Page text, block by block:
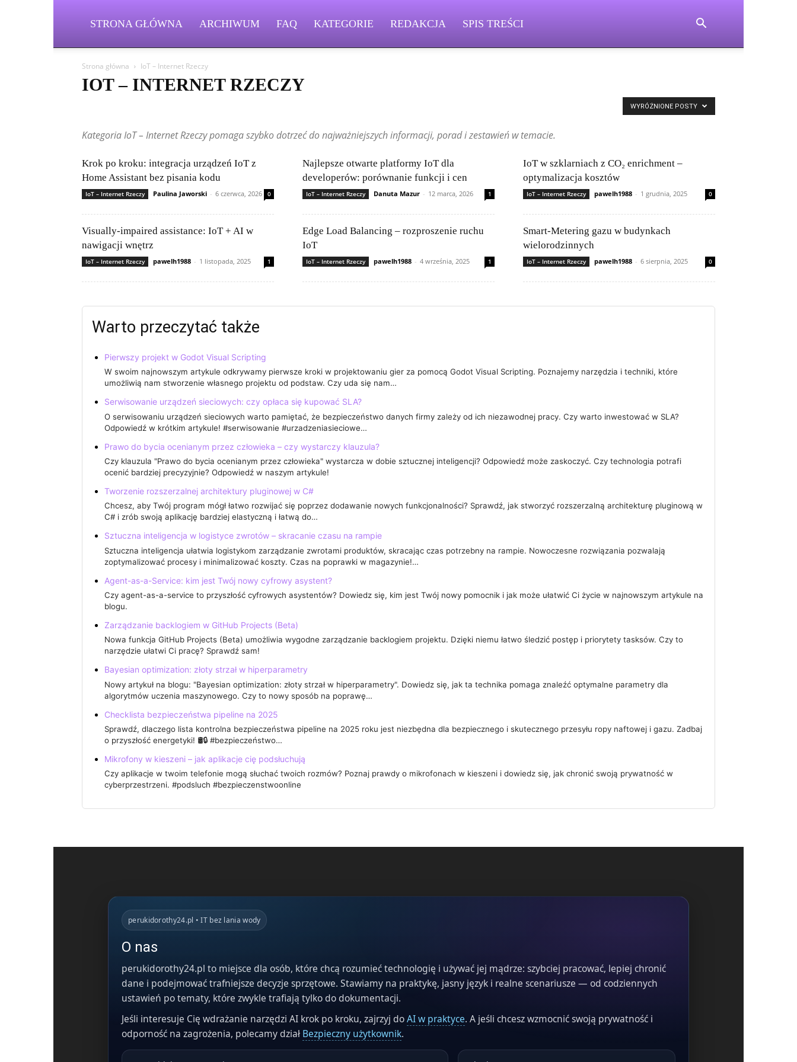
STRONA GŁÓWNA ARCHIWUM FAQ KATEGORIE REDAKCJA SPIS TREŚCI
Strona główna IoT – Internet Rzeczy
IOT – INTERNET RZECZY
IoT – Internet Rzeczy
Języki programowania Kariera w IT Legalność i licencjonowanie oprogramowania
Machine Learning
Składanie komputerów
Startupy i innowacje Szyfrowanie i VPN Testy i recenzje sprzętu
Wydajność i optymalizacja systemów
Zagrożenia w sieci
Kategoria IoT – Internet Rzeczy pomaga szybko dotrzeć do najważniejszych informacji, porad i zestawień w temacie.
WYRÓŻNIONE POSTY
Krok po kroku: integracja urządzeń IoT z
Home Assistant bez pisania kodu
IoT – Internet Rzeczy Paulina Jaworski - 6 czerwca, 2026 0
Najlepsze otwarte platformy IoT dla
developerów: porównanie funkcji i cen
IoT – Internet Rzeczy Danuta Mazur - 12 marca, 2026 1
IoT w szklarniach z CO₂ enrichment –
optymalizacja kosztów
IoT – Internet Rzeczy pawelh1988 - 1 grudnia, 2025 0
Visually-impaired assistance: IoT + AI w
nawigacji wnętrz
IoT – Internet Rzeczy pawelh1988 - 1 listopada, 2025 1
Edge Load Balancing – rozproszenie ruchu
IoT
IoT – Internet Rzeczy pawelh1988 - 4 września, 2025 1
Smart-Metering gazu w budynkach
wielorodzinnych
IoT – Internet Rzeczy pawelh1988 - 6 sierpnia, 2025 0
Warto przeczytać także
Pierwszy projekt w Godot Visual Scripting
W swoim najnowszym artykule odkrywamy pierwsze kroki w projektowaniu gier za pomocą Godot Visual Scripting. Poznajemy narzędzia i techniki, które
umożliwią nam stworzenie własnego projektu od podstaw. Czy uda się nam…
Serwisowanie urządzeń sieciowych: czy opłaca się kupować SLA?
O serwisowaniu urządzeń sieciowych warto pamiętać, że bezpieczeństwo danych firmy zależy od ich niezawodnej pracy. Czy warto inwestować w SLA?
Odpowiedź w krótkim artykule! #serwisowanie #urzadzeniasieciowe…
Prawo do bycia ocenianym przez człowieka – czy wystarczy klauzula?
Czy klauzula "Prawo do bycia ocenianym przez człowieka" wystarcza w dobie sztucznej inteligencji? Odpowiedź może zaskoczyć. Czy technologia potrafi
ocenić bardziej precyzyjnie? Odpowiedź w naszym artykule!
Tworzenie rozszerzalnej architektury pluginowej w C#
Chcesz, aby Twój program mógł łatwo rozwijać się poprzez dodawanie nowych funkcjonalności? Sprawdź, jak stworzyć rozszerzalną architekturę pluginową w
C# i zrób swoją aplikację bardziej elastyczną i łatwą do…
Sztuczna inteligencja w logistyce zwrotów – skracanie czasu na rampie
Sztuczna inteligencja ułatwia logistykom zarządzanie zwrotami produktów, skracając czas potrzebny na rampie. Nowoczesne rozwiązania pozwalają
zoptymalizować procesy i minimalizować koszty. Czas na poprawki w magazynie!…
Agent-as-a-Service: kim jest Twój nowy cyfrowy asystent?
Czy agent-as-a-service to przyszłość cyfrowych asystentów? Dowiedz się, kim jest Twój nowy pomocnik i jak może ułatwić Ci życie w najnowszym artykule na
blogu.
Zarządzanie backlogiem w GitHub Projects (Beta)
Nowa funkcja GitHub Projects (Beta) umożliwia wygodne zarządzanie backlogiem projektu. Dzięki niemu łatwo śledzić postęp i priorytety tasksów. Czy to
narzędzie ułatwi Ci pracę? Sprawdź sam!
Bayesian optimization: złoty strzał w hiperparametry
Nowy artykuł na blogu: "Bayesian optimization: złoty strzał w hiperparametry". Dowiedz się, jak ta technika pomaga znaleźć optymalne parametry dla
algorytmów uczenia maszynowego. Czy to nowy sposób na poprawę…
Checklista bezpieczeństwa pipeline na 2025
Sprawdź, dlaczego lista kontrolna bezpieczeństwa pipeline na 2025 roku jest niezbędna dla bezpiecznego i skutecznego przesyłu ropy naftowej i gazu. Zadbaj
o przyszłość energetyki! 🛢️🔒 #bezpieczeństwo…
Mikrofony w kieszeni – jak aplikacje cię podsłuchują
Czy aplikacje w twoim telefonie mogą słuchać twoich rozmów? Poznaj prawdy o mikrofonach w kieszeni i dowiedz się, jak chronić swoją prywatność w
cyberprzestrzeni. #podsluch #bezpieczenstwoonline
perukidorothy24.pl • IT bez lania wody
O nas
perukidorothy24.pl to miejsce dla osób, które chcą rozumieć technologię i używać jej mądrze: szybciej pracować, lepiej chronić
dane i podejmować trafniejsze decyzje sprzętowe. Stawiamy na praktykę, jasny język i realne scenariusze — od codziennych
ustawień po tematy, które zwykle trafiają tylko do dokumentacji.
Jeśli interesuje Cię wdrażanie narzędzi AI krok po kroku, zajrzyj doAI w praktyce. A jeśli chcesz wzmocnić swoją prywatność i
odporność na zagrożenia, polecamy dział Bezpieczny użytkownik.